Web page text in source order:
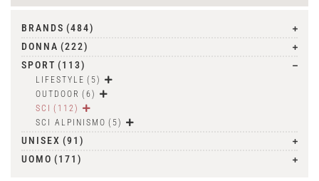
BRANDS (484)
DONNA (222)
SPORT (113)
LIFESTYLE (5)
OUTDOOR (6)
SCI
(112)
SCI ALPINISMO (5)
UNISEX (91)
UOMO (171)